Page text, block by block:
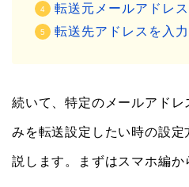
転送元メールアドレ
転送先アドレスを入力
続いて、特定のメールアド
みを転送設定したい時の設
説します。まずはスマホ編か